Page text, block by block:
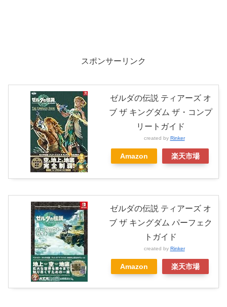
スポンサーリンク
ゼルダの伝説 ティアーズ オ
ブ ザ キングダム ザ・コンプ
リートガイド
created by Rinker
Amazon 楽天市場
ゼルダの伝説 ティアーズ オ
ブ ザ キングダム パーフェク
トガイド
created by Rinker
Amazon 楽天市場